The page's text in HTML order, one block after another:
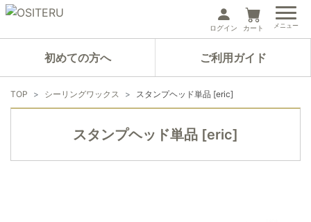
メニュー
カート
ログイン
初めての方へ ご利用ガイド
TOP シーリングワックス スタンプヘッド単品 [eric]
スタンプヘッド単品 [eric]